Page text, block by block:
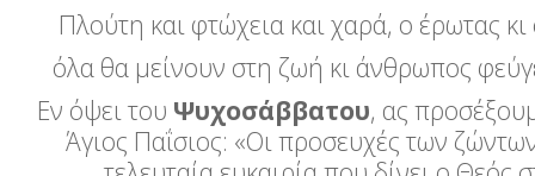
Πλούτη και φτώχεια και χαρά, ο έρωτας
όλα θα μείνουν στη ζωή κι άνθρωπος
Εν όψει του Ψυχοσάββατου, ας
Άγιος Παΐσιος: «Οι προ­σευχές των